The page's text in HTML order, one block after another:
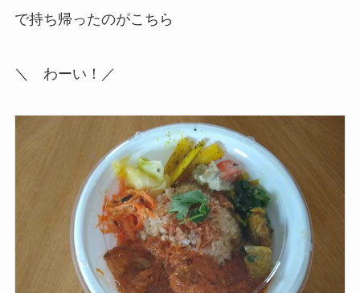
で持ち帰ったのがこちら
＼ わーい！／